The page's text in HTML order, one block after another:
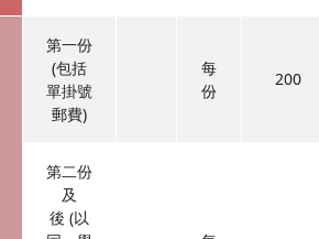
第一份
(包括
單掛號
郵費)
每
份
200
第二份
及
後 (以